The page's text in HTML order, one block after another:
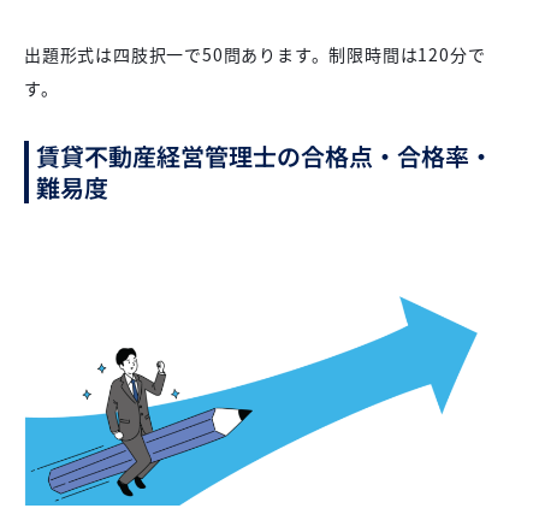
出題形式は四肢択一で50問あります。制限時間は120分で
す。
賃貸不動産経営管理士の合格点・合格率・
難易度